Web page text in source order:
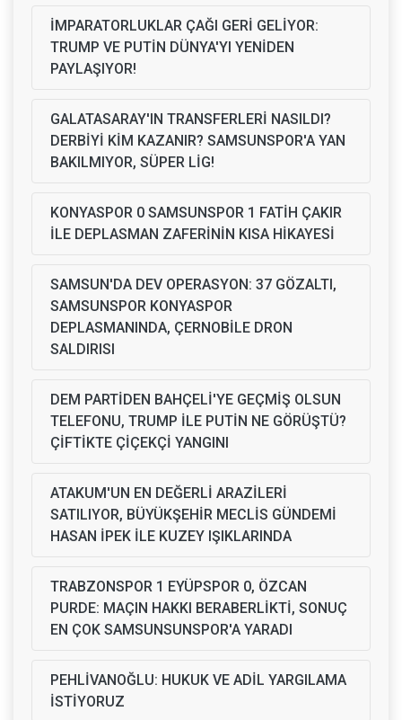
İMPARATORLUKLAR ÇAĞI GERİ GELİYOR:
TRUMP VE PUTİN DÜNYA'YI YENİDEN
PAYLAŞIYOR!
GALATASARAY'IN TRANSFERLERİ NASILDI?
DERBİYİ KİM KAZANIR? SAMSUNSPOR'A YAN
BAKILMIYOR, SÜPER LİG!
KONYASPOR 0 SAMSUNSPOR 1 FATİH ÇAKIR
İLE DEPLASMAN ZAFERİNİN KISA HİKAYESİ
SAMSUN'DA DEV OPERASYON: 37 GÖZALTI,
SAMSUNSPOR KONYASPOR
DEPLASMANINDA, ÇERNOBİLE DRON
SALDIRISI
DEM PARTİDEN BAHÇELİ'YE GEÇMİŞ OLSUN
TELEFONU, TRUMP İLE PUTİN NE GÖRÜŞTÜ?
ÇİFTİKTE ÇİÇEKÇİ YANGINI
ATAKUM'UN EN DEĞERLİ ARAZİLERİ
SATILIYOR, BÜYÜKŞEHİR MECLİS GÜNDEMİ
HASAN İPEK İLE KUZEY IŞIKLARINDA
TRABZONSPOR 1 EYÜPSPOR 0, ÖZCAN
PURDE: MAÇIN HAKKI BERABERLİKTİ, SONUÇ
EN ÇOK SAMSUNSUNSPOR'A YARADI
PEHLİVANOĞLU: HUKUK VE ADİL YARGILAMA
İSTİYORUZ